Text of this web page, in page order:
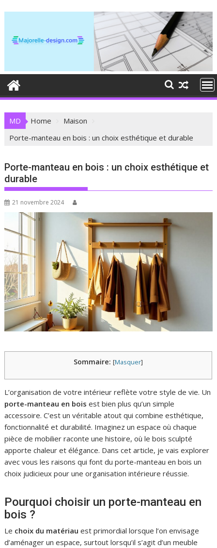
MD Home
Maison
Porte-manteau en bois : un choix esthétique et durable
Porte-manteau en bois : un choix esthétique et
durable
21 novembre 2024
Sommaire: [Masquer]
L’organisation de votre intérieur reflète votre style de vie. Un
porte-manteau en bois est bien plus qu’un simple
accessoire. C’est un véritable atout qui combine esthétique,
fonctionnalité et durabilité. Imaginez un espace où chaque
pièce de mobilier raconte une histoire, où le bois sculpté
apporte chaleur et élégance. Dans cet article, je vais explorer
avec vous les raisons qui font du porte-manteau en bois un
choix judicieux pour une organisation intérieure réussie.
Pourquoi choisir un porte-manteau en
bois ?
Le choix du matériauest primordial lorsque l’on envisage
d’aménager un espace, surtout lorsqu’il s’agit d’un meuble